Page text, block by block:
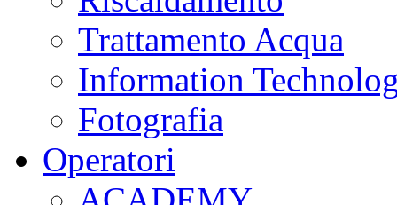
Trattamento Acqua
Information
Fotografia
Operatori